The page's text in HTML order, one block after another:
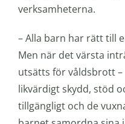
verksamheterna.
– Alla barn har rätt till
Men när det värsta
utsätts för våldsbrott
likvärdigt skydd, stöd
tillgängligt och de